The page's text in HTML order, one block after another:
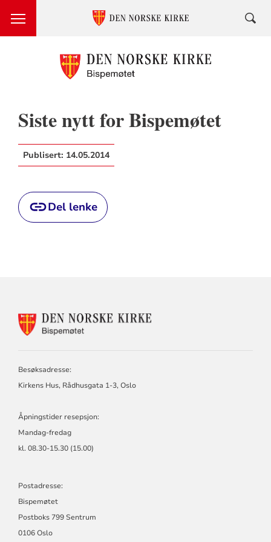
Siste nytt for Bispemøtet
Publisert: 14.05.2014
Del lenke
KONTAKTINFORMASJON
Besøksadresse:
Kirkens Hus, Rådhusgata 1-3, Oslo
Åpningstider resepsjon:
Mandag-fredag
kl. 08.30-15.30 (15.00)
Postadresse:
Bispemøtet
Postboks 799 Sentrum
0106 Oslo